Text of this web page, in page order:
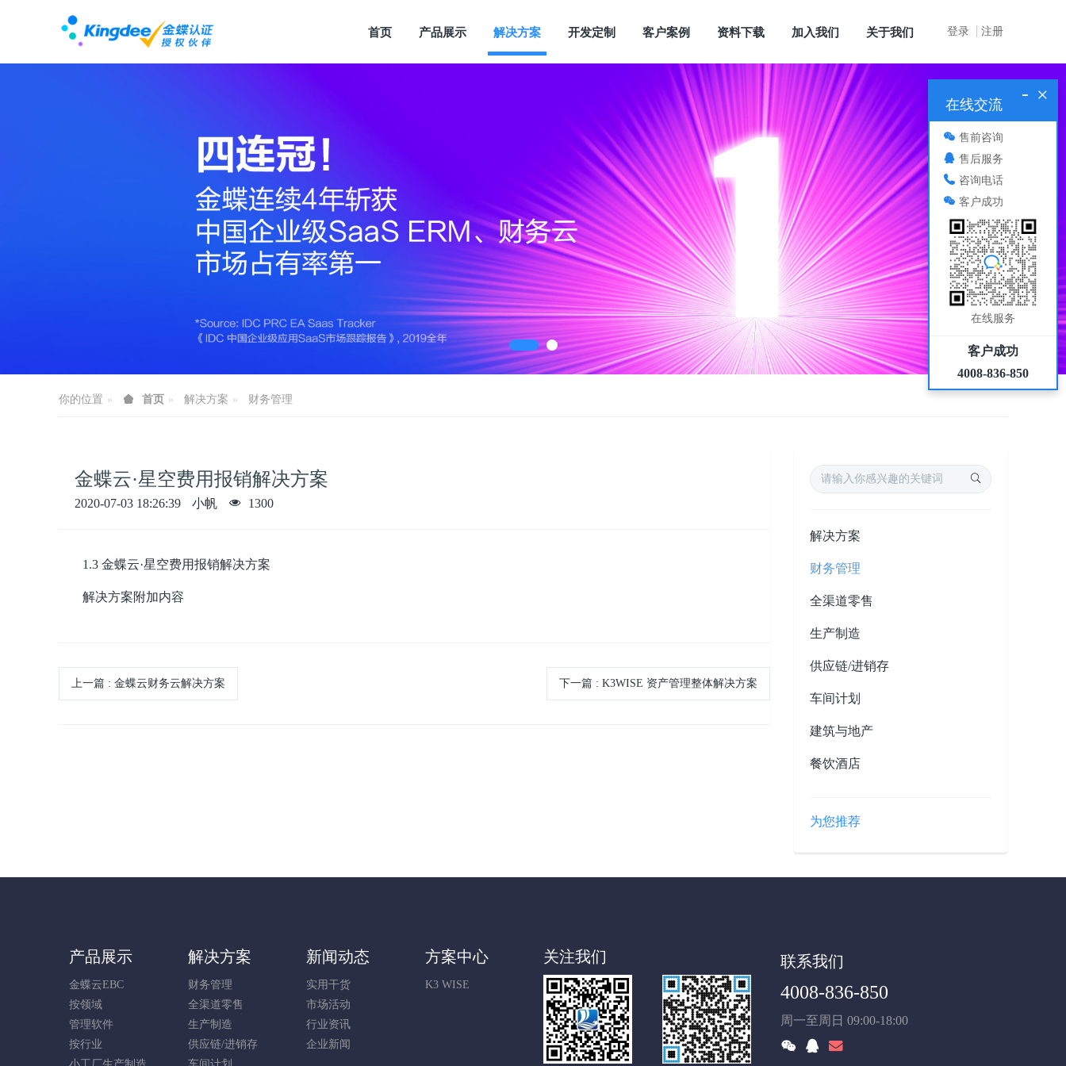
登录 注册
首页 产品展示 解决方案 开发定制 客户案例 资料下载 加入我们 关于我们
你的位置 首页 解决方案 财务管理
金蝶云·星空费用报销解决方案
2020-07-03 18:26:39 小帆 1300
1.3 金蝶云·星空费用报销解决方案
解决方案附加内容
上一篇: 金蝶云财务云解决方案 下一篇 :K3WISE 资产管理整体解决方案
解决方案
财务管理
全渠道零售
生产制造
供应链/进销存
车间计划
建筑与地产
餐饮酒店
为您推荐
产品展示
金蝶云EBC
按领域
管理软件
按行业
解决方案
财务管理
全渠道零售
生产制造
供应链/进销存
新闻动态
实用干货
市场活动
行业资讯
企业新闻
方案中心
K3 WISE
关注我们 联系我们
4008-836-850
周一至周日 09:00-18:00
×
-
在线交流
售前咨询
售后服务
咨询电话
客户成功
在线服务
客户成功
4008-836-850